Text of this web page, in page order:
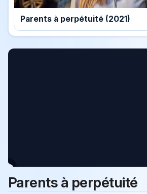
Parents à perpétuité (2021)
Parents à perpétuité